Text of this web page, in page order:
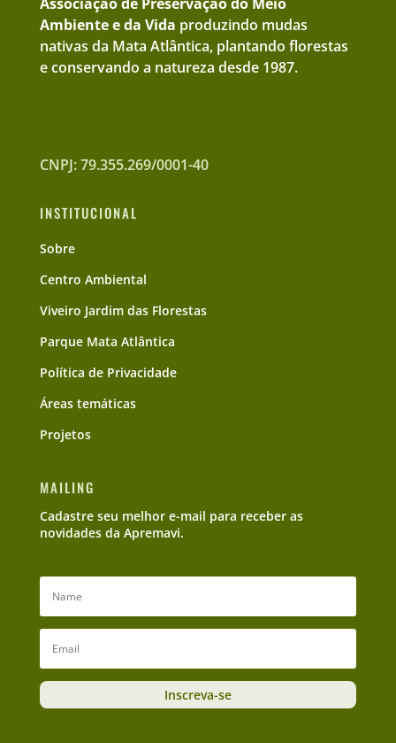
Ambiente e da Vida produzindo mudas
nativas da Mata Atlântica, plantando florestas
e conservando a natureza desde 1987.
CNPJ: 79.355.269/0001-40
INSTITUCIONAL
Sobre
Centro Ambiental
Viveiro Jardim das Florestas
Parque Mata Atlântica
Política de Privacidade
Áreas temáticas
Projetos
MAILING
Cadastre seu melhor e-mail para receber as
novidades da Apremavi.
Inscreva-se